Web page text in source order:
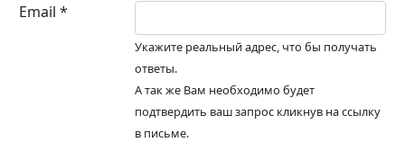
Email *
Укажите реальный адрес, что бы получать
ответы.
А так же Вам необходимо будет
подтвердить ваш запрос кликнув на ссылку
в письме.